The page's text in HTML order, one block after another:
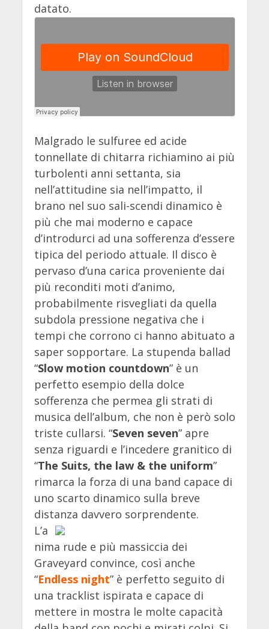
datato.
Malgrado le sulfuree ed acide
tonnellate di chitarra richiamino ai più
turbolenti anni settanta, sia
nell’attitudine sia nell’impatto, il
brano nel suo sali-scendi dinamico è
più che mai moderno e capace
d’introdurci ad una sofferenza d’essere
tipica del periodo attuale. Il disco è
pervaso d’una carica proveniente dai
più reconditi moti d’animo,
probabilmente risvegliati da quella
subdola pressione negativa che i
tempi che corrono ci hanno abituato a
saper sopportare. La stupenda ballad
“Slow motion countdown” è un
perfetto esempio della dolce
sofferenza che permea gli strati di
musica dell’album, che non è però solo
triste cullarsi. “Seven seven” apre
senza riguardi e l’incedere granitico di
“The Suits, the law & the uniform”
rimarca la forza di una band capace di
uno scarto dinamico sulla breve
distanza davvero sorprendente.
L’a
nima rude e più massiccia dei
Graveyard convince, così anche
“Endless night” è perfetto seguito di
una tracklist ispirata e capace di
mettere in mostra le molte capacità